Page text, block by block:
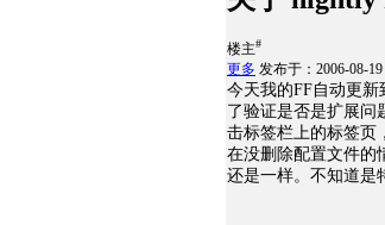
楼主#
更多 发布于：2006-08-19
今天我的FF自动更
了验证是否是扩展问
击标签栏上的标签页
在没删除配置文件的
还是一样。不知道是